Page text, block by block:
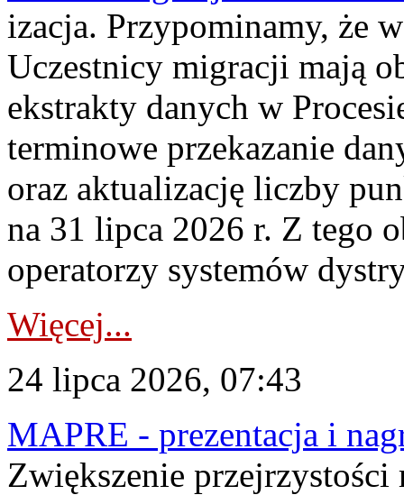
izacja. Przypominamy, że
Uczestnicy migracji mają
ekstrakty danych w
terminowe przekazanie
oraz aktualizację liczby
na 31 lipca 2026 r. Z tego
operatorzy systemów
Więcej...
24 lipca 2026, 07:43
MAPRE - prezentacja i
Zwiększenie